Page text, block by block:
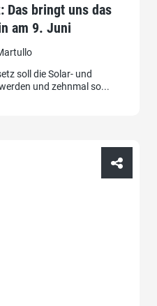
Das bringt uns das
am 9. Juni
soll die Solar- und
und zehnmal so...